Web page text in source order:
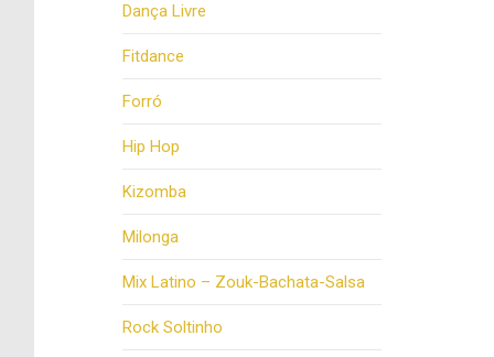
Dança Livre
Fitdance
Forró
Hip Hop
Kizomba
Milonga
Mix Latino – Zouk-Bachata-Salsa
Rock Soltinho